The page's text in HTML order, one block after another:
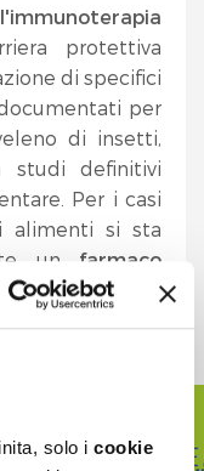
solo i cookie
l'immunoterapia
protettiva
di specifici
per
di insetti,
studi definitivi
Per i casi
alimenti si sta
un farmaco
prototipo è